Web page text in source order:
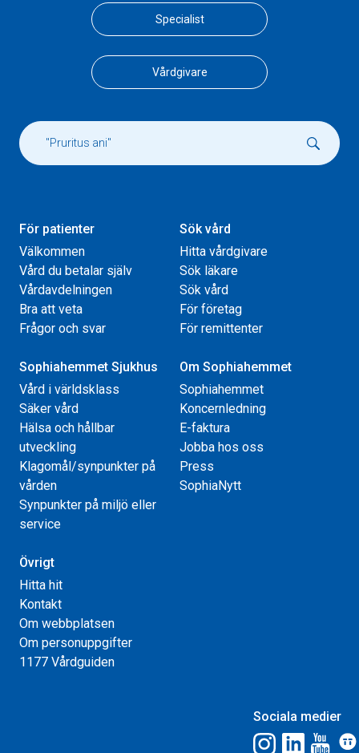
Specialist
Vårdgivare
För patienter
Välkommen
Vård du betalar själv
Vårdavdelningen
Bra att veta
Frågor och svar
Sök vård
Hitta vårdgivare
Sök läkare
Sök vård
För företag
För remittenter
Sophiahemmet Sjukhus
Vård i världsklass
Säker vård
Hälsa och hållbar
utveckling
Klagomål/synpunkter på
vården
Synpunkter på miljö eller
service
Om Sophiahemmet
Sophiahemmet
Koncernledning
E-faktura
Jobba hos oss
Press
SophiaNytt
Övrigt
Hitta hit
Kontakt
Om webbplatsen
Om personuppgifter
1177 Vårdguiden
Sociala medier